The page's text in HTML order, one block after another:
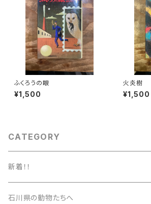
ふくろうの眼
¥1,500
火炎樹
¥1,500
CATEGORY
新着！！
石川県の動物たちへ